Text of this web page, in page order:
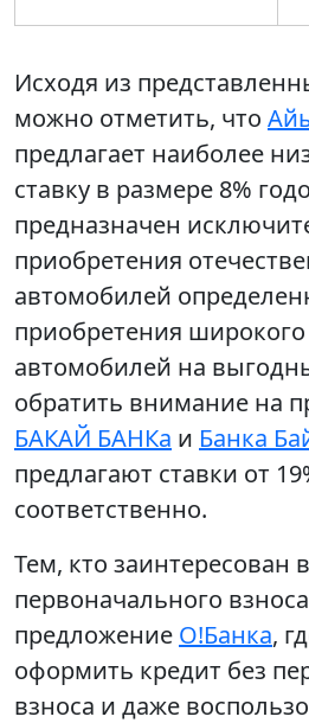
Исходя из
можно отметить, что
предлагает наиболее
ставку в размере 8%
предназначен
приобретения
автомобилей
приобретения широкого
автомобилей на
обратить внимание на
БАКАЙ БАНКа и Банка
предлагают ставки от
соответственно.
Тем, кто заинтересован
первоначального
предложение О!Банка,
оформить кредит без
взноса и даже